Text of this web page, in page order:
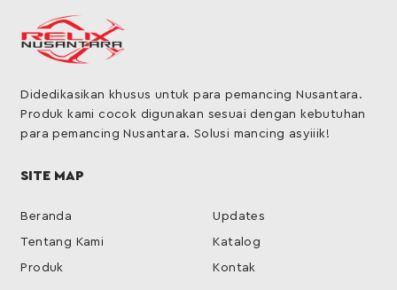
Didedikasikan khusus untuk para pemancing Nusantara.
Produk kami cocok digunakan sesuai dengan kebutuhan
para pemancing Nusantara. Solusi mancing asyiiik!
SITE MAP
Beranda
Tentang Kami
Produk
Updates
Katalog
Kontak